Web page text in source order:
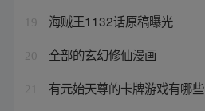
19 海贼王1132话原稿曝光
20 全部的玄幻修仙漫画
21 有元始天尊的卡牌游戏有哪些